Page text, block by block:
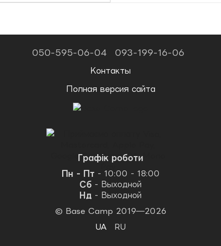
050-595-06-04 093-199-16-06
Контакты
Полная версия сайта
Графік роботи
Пн - Пт - 10:00 - 18:00
Сб - Выходной
Нд - Выходной
© Base Camp 2019—2026
UA
RU